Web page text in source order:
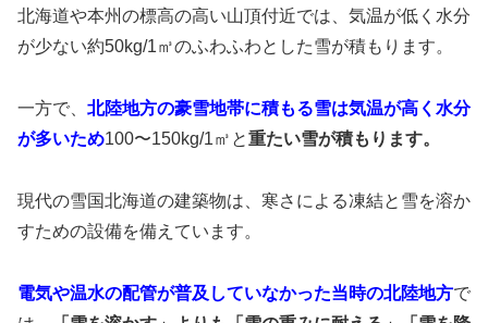
北海道や本州の標高の高い山頂付近では、気温が低く水分
が少ない約50kg/1㎥のふわふわとした雪が積もります。
一方で、 北陸地方の豪雪地帯に積もる雪は気温が高く水分
が多いため100〜150kg/1㎥と重たい雪が積もります。
現代の雪国北海道の建築物は、寒さによる凍結と雪を溶か
すための設備を備えています。
電気や温水の配管が普及していなかった当時の北陸地方で